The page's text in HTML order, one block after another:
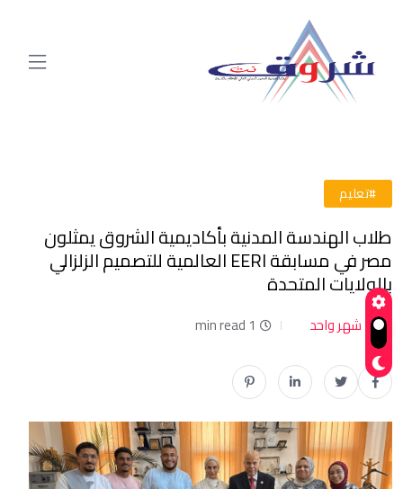
#تعليم
طلاب الهندسة المدنية بأكاديمية الشروق يمثلون
مصر في مسابقة EERI العالمية للتصميم الزلزالي
بالولايات المتحدة
شهر واحد 1 min read